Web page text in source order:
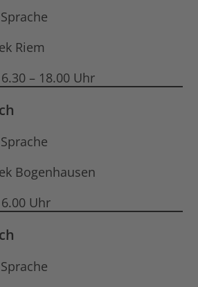
Riem
– 18.00 Uhr
Bogenhausen
Uhr